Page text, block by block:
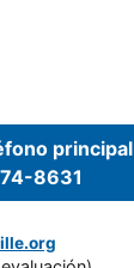
principal
8631